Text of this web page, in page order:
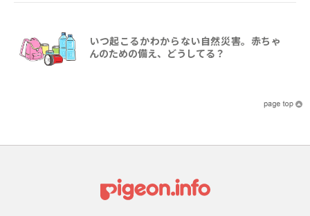
いつ起こるかわからない自然災害。赤ちゃ
んのための備え、どうしてる？